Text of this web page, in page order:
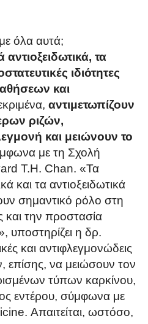
όλα αυτά;
τα
ιδιότητες
και
αντιμετωπίζουν
ριζών,
και μειώνουν το
με τη Σχολή
T.H. Chan. «Τα
και τα αντιοξειδωτικά
σημαντικό ρόλο στη
και την προστασία
υποστηρίζει η δρ.
και αντιφλεγμονώδεις
επίσης, να μειώσουν τον
τύπων καρκίνου,
εντέρου, σύμφωνα με
Απαιτείται, ωστόσο,